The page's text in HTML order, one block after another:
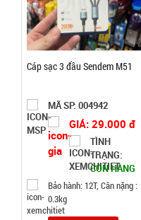
Cáp sạc 3 đầu Sendem M51
MÃ SP: 004942
GIÁ: 29.000 đ
TÌNH
TRẠNG:
CÒN HÀNG
Bảo hành: 12T, Cân nặng :
0.3kg